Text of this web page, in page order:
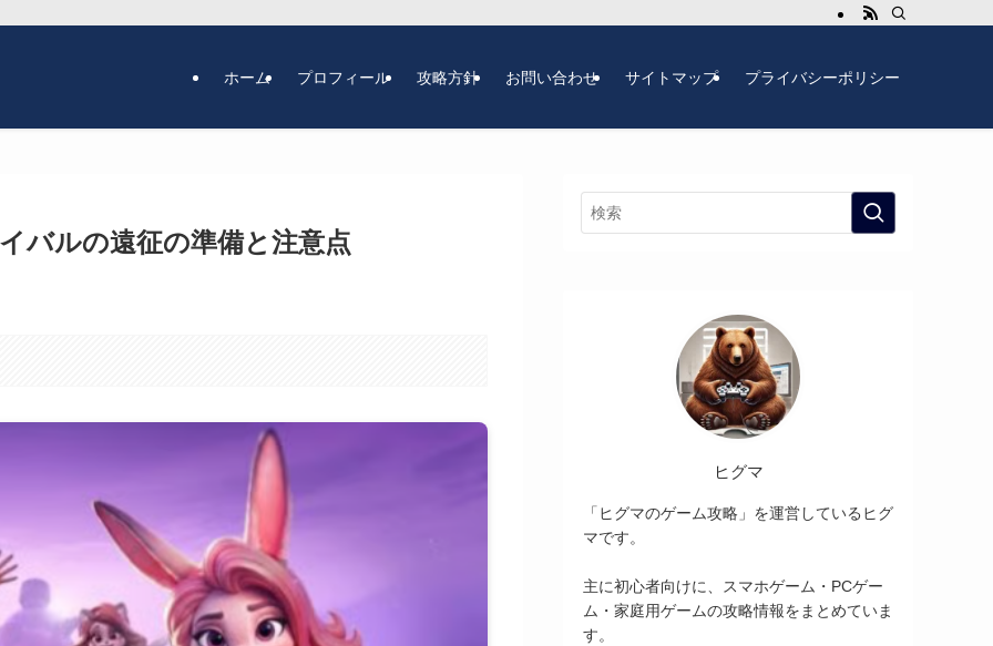
ホーム プロフィール 攻略方針 お問い合わせ サイトマップ プライバシーポリシー
バルの遠征の準備と注意点
ヒグマ
「ヒグマのゲーム攻略」を運営しているヒグ
マです。
主に初心者向けに、スマホゲーム・PCゲー
ム・家庭用ゲームの攻略情報をまとめていま
す。